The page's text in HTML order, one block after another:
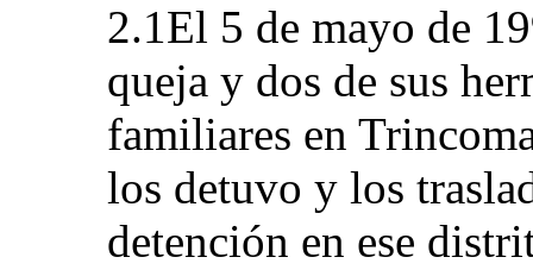
2.1El 5 de mayo de
queja y dos de sus
familiares en
los detuvo y los
detención en ese